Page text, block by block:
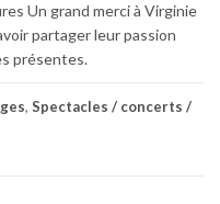
Un grand merci à Virginie
partager leur passion
présentes.
, Spectacles / concerts /